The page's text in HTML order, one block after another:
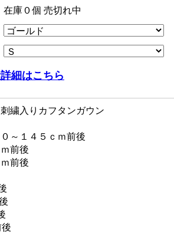
在庫０個 売切れ中
細はこちら
繍入りカフタンガウン
～１４５ｃｍ前後
前後
前後